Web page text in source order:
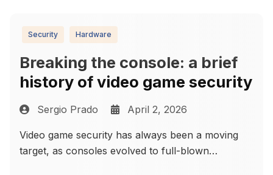
Security Hardware
Breaking the console: a brief
history of video game security
Sergio Prado April 2, 2026
Video game security has always been a moving
target, as consoles evolved to full-blown